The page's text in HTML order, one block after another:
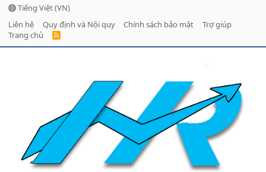
Tiếng Việt (VN)
Liên hệ
Quy định và Nội quy Chính sách bảo mật
Trợ giúp
Trang chủ
R